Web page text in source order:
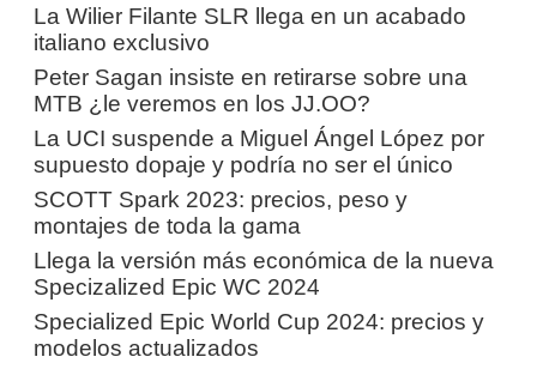
La Wilier Filante SLR llega en un acabado
italiano exclusivo
Peter Sagan insiste en retirarse sobre una
MTB ¿le veremos en los JJ.OO?
La UCI suspende a Miguel Ángel López por
supuesto dopaje y podría no ser el único
SCOTT Spark 2023: precios, peso y
montajes de toda la gama
Llega la versión más económica de la nueva
Specizalized Epic WC 2024
Specialized Epic World Cup 2024: precios y
modelos actualizados